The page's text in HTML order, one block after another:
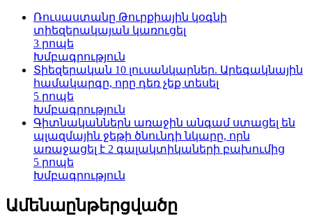
Ռուսաստանը Թուրքիային կօգնի
տիեզերակայան կառուցել
3 րոպե
Խմբագրություն
Տիեզերական 10 լուսանկարներ. Արեգակնային
համակարգը, որը դեռ չեք տեսել
5 րոպե
Խմբագրություն
Գիտնականներն առաջին անգամ ստացել են
պլազմային ջեթի ծնունդի նկարը, որն
առաջացել է 2 գալակտիկաների բախումից
5 րոպե
Խմբագրություն
Ամենաընթերցվածը